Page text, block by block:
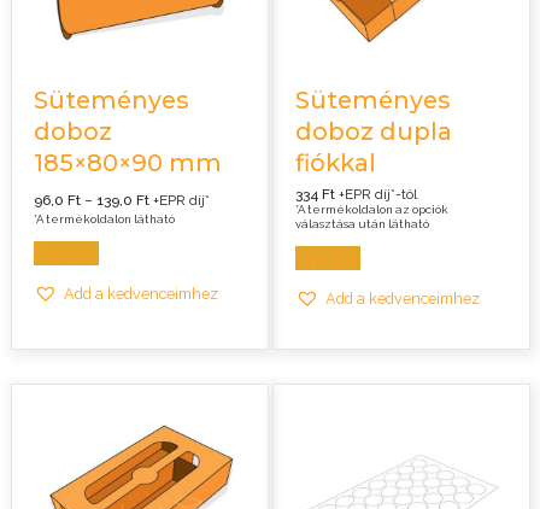
Süteményes
doboz
185×80×90 mm
96,0Ft – 139,0FtÁrtartomány:
96,0 Ft
-
+EPR díj*
*A termékoldalon látható
Opciók
Add a kedvenceimhez
Süteményes
doboz dupla
fiókkal
334 Ft+EPR díj*-tól
*A termékoldalon az opciók
választása után látható
Opciók
Add a kedvenceimhez